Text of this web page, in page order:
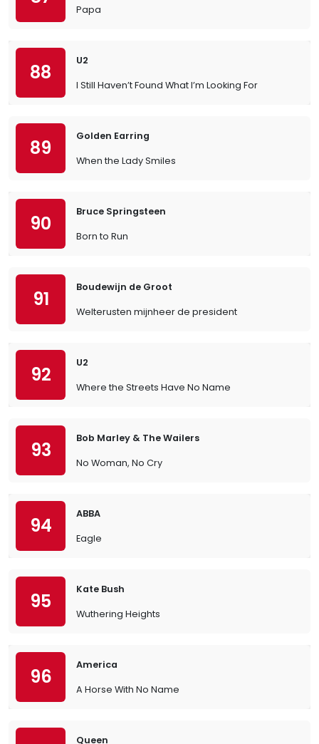
Papa
88
U2
I Still Haven’t Found What I’m Looking For
89
Golden Earring
When the Lady Smiles
90
Bruce Springsteen
Born to Run
91
Boudewijn de Groot
Welterusten mijnheer de president
92
U2
Where the Streets Have No Name
93
Bob Marley & The Wailers
No Woman, No Cry
94
ABBA
Eagle
95
Kate Bush
Wuthering Heights
96
America
A Horse With No Name
Queen